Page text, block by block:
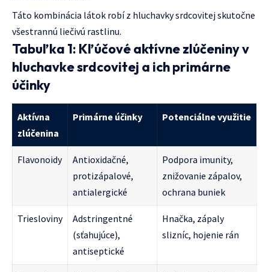
Táto kombinácia látok robí z hluchavky srdcovitej skutočne
všestrannú liečivú rastlinu.
Tabuľka 1: Kľúčové aktívne zlúčeniny v
hluchavke srdcovitej a ich primárne
účinky
Aktívna
zlúčenina
Primárne účinky Potenciálne využitie
Flavonoidy
Antioxidačné,
protizápalové,
antialergické
Podpora imunity,
znižovanie zápalov,
ochrana buniek
Triesloviny
Adstringentné
(sťahujúce),
antiseptické
Hnačka, zápaly
slizníc, hojenie rán